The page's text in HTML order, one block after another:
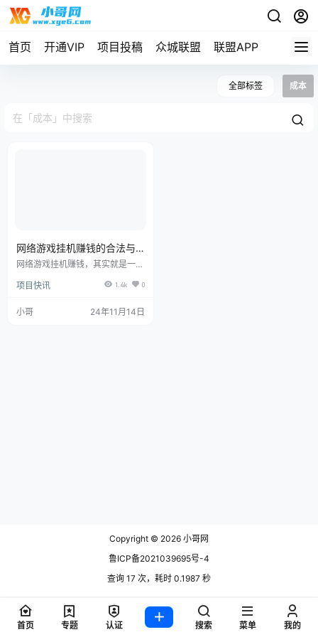
首页 开通VIP 项目投稿 众城联盟 联盟APP
全部标签 成本
网络游戏挂机赚钱的合法与
风险及收益情况分析
网络游戏挂机赚钱，其实就是一个
软件，让游戏角色能够自动完成游
游戏中获得收益，比如金币、道具
项目快讯 1.4k 0
小哥 24年11月14日
Copyright © 2026 小哥网
鲁ICP备2021039695号-4
查询 17 次，耗时 0.1987 秒
首页 专题 认证 搜索 菜单 我的